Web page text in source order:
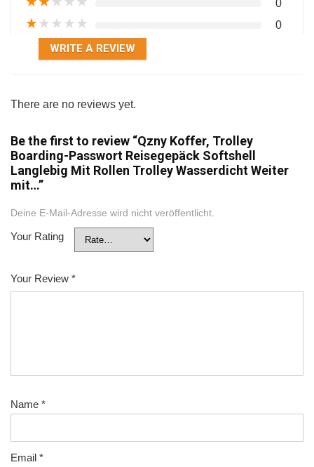
0
★★★★★ 0
WRITE A REVIEW
There are no reviews yet.
Be the first to review “Qzny Koffer, Trolley
Boarding-Passwort Reisegepäck Softshell
Langlebig Mit Rollen Trolley Wasserdicht Weiter
mit…”
Deine E-Mail-Adresse wird nicht veröffentlicht.
Your Rating
Your Review *
Name *
Email *